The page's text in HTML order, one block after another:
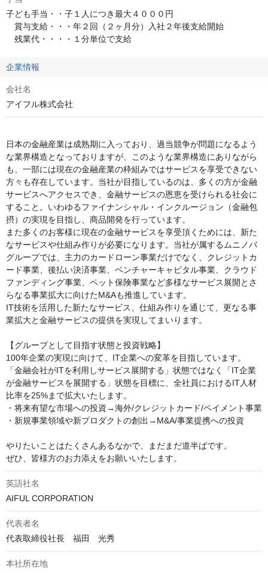
子ども手当・・子１人につき最大４０００円
賞与支給・・・年２回（２ヶ月分）入社２年後支給開始
残業代・・・・１分単位で支給
企業情報
会社名
アイフル株式会社
日本の金融産業は成熟期に入っており、過当競争が問題になるよう
な業界構造となっておりますが、このような業界構造にありながら
も、一部には現在の金融産業の枠組みではサービスを享受できない
方々も存在しています。当社が目指しているのは、多くの方が金融
サービスへアクセスでき、金融サービスの恩恵を受けられる社会に
すること。いわゆるファイナンシャル・インクルージョン（金融包
摂）の実現を目指し、商品開発を行っています。
また多くのお客様に現在の金融サービスを享受頂くためには、新た
なサービスや仕組み作りが必要になります。当社が属するムニノバ
グループでは、主力のカードローン事業だけでなく、クレジットカ
ード事業、後払い決済事業、ベンチャーキャピタル事業、クラウド
ファンディング事業、ペット保険事業など多様なサービス展開とさ
らなる事業拡大に向けたM&Aも推進しています。
IT技術を活用した新たなサービス、仕組み作りを通じて、更なる事
業拡大と金融サービスの提供を実現してまいります。
【グループとして目指す状態と投資戦略】
100年企業の実現に向けて、IT企業への変革を目指しています。
「金融会社がITを利用しサービス展開する」状態ではなく「IT企業
が金融サービスを展開する」状態を目標に、全社員におけるIT人材
比率を25%まで拡大いたします。
・将来有望な市場への投資→海外/クレジットカード/ペイメント事業
・新規事業領域や新プロダクトの創出→M&A/事業提携への投資
やりたいことはたくさんあるなかで、まだまだ道半ばです。
ぜひ、皆様方のお力添えをお願いいたします。
英語社名
AIFUL CORPORATION
代表者名
代表取締役社長　福田　光秀
本社所在地